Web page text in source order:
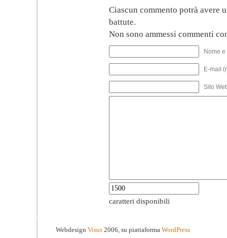
Ciascun commento potrà avere
battute.
Non sono ammessi commenti
Nome
E-mail
Sito
caratteri disponibili
Webdesign Visus 2006, su piattaforma WordPress